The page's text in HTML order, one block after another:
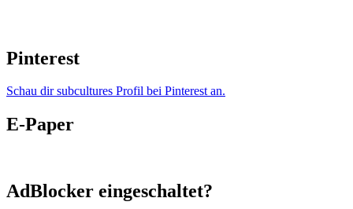
Pinterest
Schau dir subcultures Profil bei Pinterest an.
E-Paper
AdBlocker eingeschaltet?